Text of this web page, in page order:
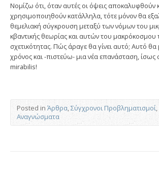
Nομίζω ότι, όταν αυτές οι όψεις αποκαλυφθούν
χρησιμοποιηθούν κατάλληλα, τότε μόνον θα
θεμελιακή σύγκρουση μεταξύ των νόμων του
κβαντικής θεωρίας και αυτών του μακρόκοσμου
σχετικότητας. Πώς άραγε θα γίνει αυτό; Aυτό
χρόνος και -πιστεύω- μια νέα επανάσταση, ίσως
mirabilis!
Posted in Άρθρα,Σύγχρονοι Προβληματισμοί,
Αναγνώσματα